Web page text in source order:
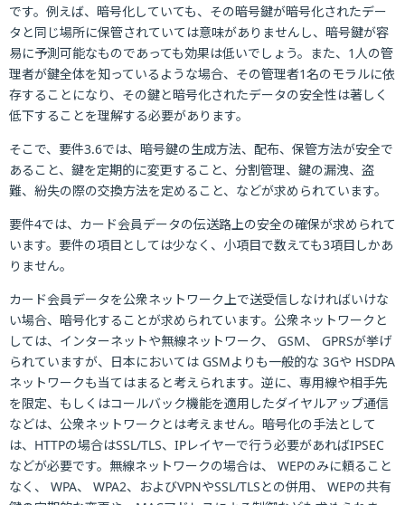
です。例えば、暗号化していても、その暗号鍵が暗号化されたデー
タと同じ場所に保管されていては意味がありませんし、暗号鍵が容
易に予測可能なものであっても効果は低いでしょう。また、1人の管
理者が鍵全体を知っているような場合、その管理者1名のモラルに依
存することになり、その鍵と暗号化されたデータの安全性は著しく
低下することを理解する必要があります。
そこで、要件3.6では、暗号鍵の生成方法、配布、保管方法が安全で
あること、鍵を定期的に変更すること、分割管理、鍵の漏洩、盗
難、紛失の際の交換方法を定めること、などが求められています。
要件4では、カード会員データの伝送路上の安全の確保が求められて
います。要件の項目としては少なく、小項目で数えても3項目しかあ
りません。
カード会員データを公衆ネットワーク上で送受信しなければいけな
い場合、暗号化することが求められています。公衆ネットワークと
しては、インターネットや無線ネットワーク、 GSM、 GPRSが挙げ
られていますが、日本においては GSMよりも一般的な 3Gや HSDPA
ネットワークも当てはまると考えられます。逆に、専用線や相手先
を限定、もしくはコールバック機能を適用したダイヤルアップ通信
などは、公衆ネットワークとは考えません。暗号化の手法として
は、HTTPの場合はSSL/TLS、IPレイヤーで行う必要があればIPSEC
などが必要です。無線ネットワークの場合は、 WEPのみに頼ること
なく、 WPA、 WPA2、およびVPNやSSL/TLSとの併用、 WEPの共有